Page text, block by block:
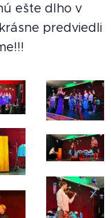
ešte dlho v
predviedli